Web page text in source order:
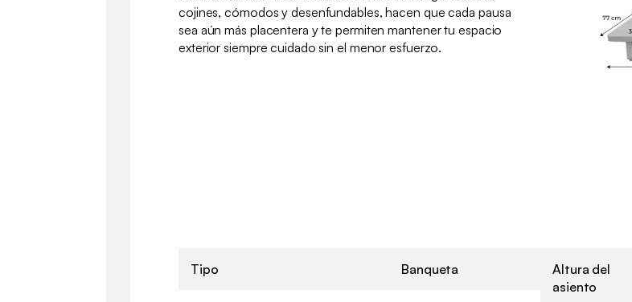
cojines, cómodos y desenfundables, hacen que cada pausa
sea aún más placentera y te permiten mantener tu espacio
exterior siempre cuidado sin el menor esfuerzo.
Tipo Banqueta
Altura del
asiento